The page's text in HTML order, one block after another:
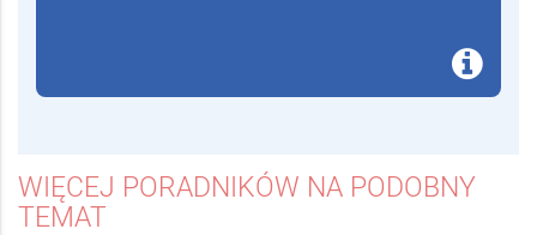
WIĘCEJ PORADNIKÓW NA PODOBNY
TEMAT